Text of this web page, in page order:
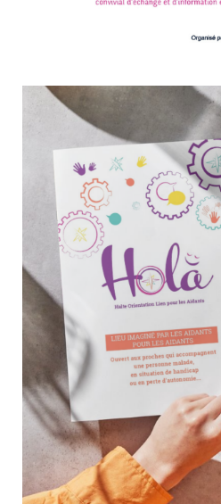
Café des Aidants : les rendez-
2026 débutent cette semaine
28 mai 2026
Après la présentation des
aux premiers rendez-vous du Café
lancement du second semestre
sont ouverts à tous les aidants qui
expérience, rencontrer d’autres...